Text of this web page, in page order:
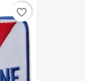
favorite_border